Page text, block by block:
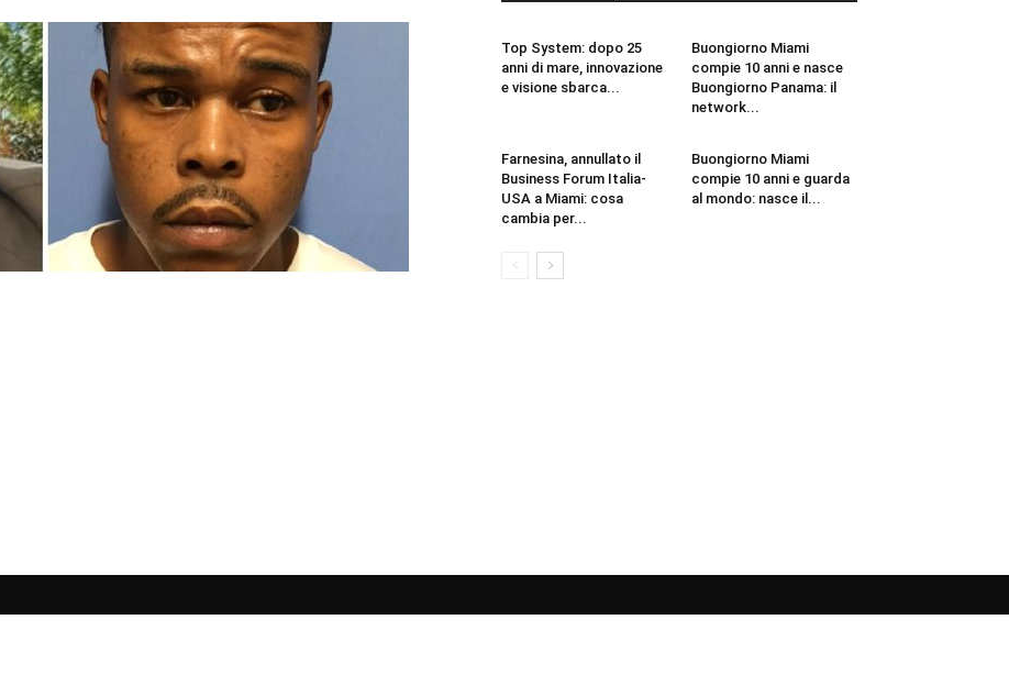
Top System: dopo 25
anni di mare, innovazione
e visione sbarca...
Buongiorno Miami
compie 10 anni e nasce
Buongiorno Panama: il
network...
Farnesina, annullato il
Business Forum Italia-
USA a Miami: cosa
cambia per...
Buongiorno Miami
compie 10 anni e guarda
al mondo: nasce il...